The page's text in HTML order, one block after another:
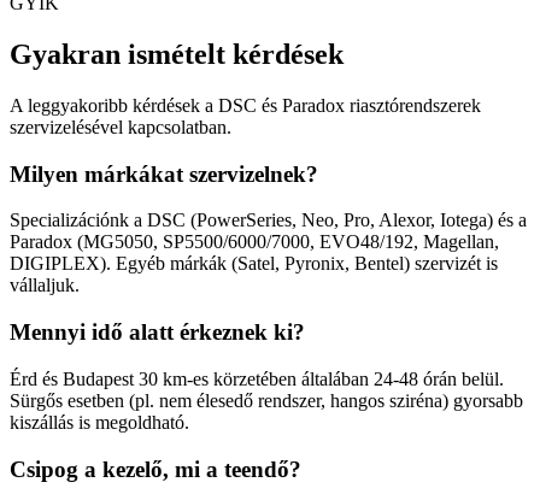
Gyakran ismételt kérdések
A leggyakoribb kérdések a DSC és Paradox riasztórendszerek
szervizelésével kapcsolatban.
Milyen márkákat szervizelnek?
Specializációnk a DSC (PowerSeries, Neo, Pro, Alexor, Iotega) és a
Paradox (MG5050, SP5500/6000/7000, EVO48/192, Magellan,
DIGIPLEX). Egyéb márkák (Satel, Pyronix, Bentel) szervizét is
vállaljuk.
Mennyi idő alatt érkeznek ki?
Érd és Budapest 30 km-es körzetében általában 24-48 órán belül.
Sürgős esetben (pl. nem élesedő rendszer, hangos sziréna) gyorsabb
kiszállás is megoldható.
Csipog a kezelő, mi a teendő?